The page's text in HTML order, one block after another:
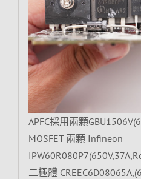
APFC採用兩顆
MOSFET 兩顆 Infineon
二極體